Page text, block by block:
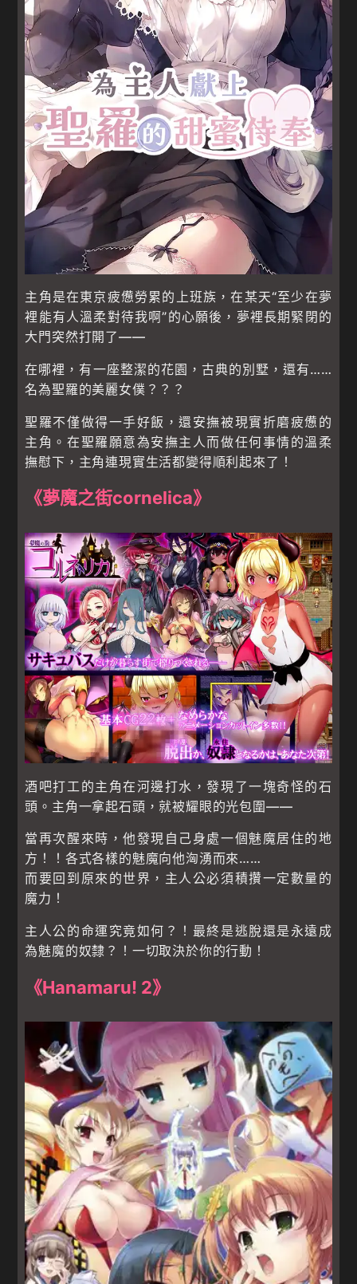
主角是在東京疲憊勞累的上班族，在某天“至少在夢
裡能有人溫柔對待我啊”的心願後，夢裡長期緊閉的
大門突然打開了——
在哪裡，有一座整潔的花園，古典的別墅，還有……
名為聖羅的美麗女僕？？？
聖羅不僅做得一手好飯，還安撫被現實折磨疲憊的
主角。在聖羅願意為安撫主人而做任何事情的溫柔
撫慰下，主角連現實生活都變得順利起來了！
《夢魔之街cornelica》
酒吧打工的主角在河邊打水，發現了一塊奇怪的石
頭。主角一拿起石頭，就被耀眼的光包圍——
當再次醒來時，他發現自己身處一個魅魔居住的地
方！！各式各樣的魅魔向他洶湧而來……
而要回到原來的世界，主人公必須積攢一定數量的
魔力！
主人公的命運究竟如何？！最終是逃脫還是永遠成
為魅魔的奴隸？！一切取決於你的行動！
《Hanamaru! 2》